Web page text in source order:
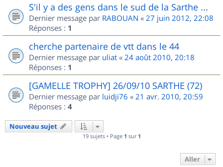
S'il y a des gens dans le sud de la Sarthe ...
Dernier message par RABOUAN « 27 juin 2012, 22:08
Réponses : 1
cherche partenaire de vtt dans le 44
Dernier message par uliat « 24 août 2010, 20:18
Réponses : 1
[GAMELLE TROPHY] 26/09/10 SARTHE (72)
Dernier message par luidji76 « 21 avr. 2010, 20:59
Réponses : 4
Nouveau sujet
19 sujets • Page 1 sur 1
Aller